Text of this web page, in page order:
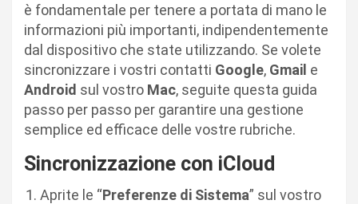
è fondamentale per tenere a portata di mano le
informazioni più importanti, indipendentemente
dal dispositivo che state utilizzando. Se volete
sincronizzare i vostri contatti Google, Gmail e
Android sul vostro Mac, seguite questa guida
passo per passo per garantire una gestione
semplice ed efficace delle vostre rubriche.
Sincronizzazione con iCloud
Aprite le “Preferenze di Sistema” sul vostro